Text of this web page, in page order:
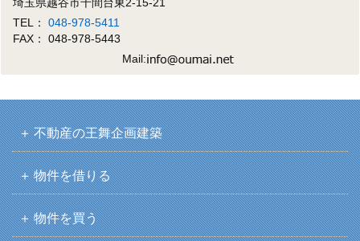
埼玉県越谷市千間台東2-15-21
TEL：048-978-5411
FAX： 048-978-5443
Mail:
不動産の王舞企画建築
物件を借りる
物件を買う